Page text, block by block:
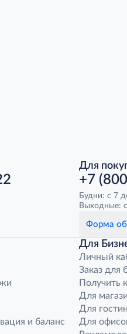
Для
+7
Будни: с 7
Выходные:
Форма
и баланс
Для
Личный
Заказ для
Получить
Для
Для
Для